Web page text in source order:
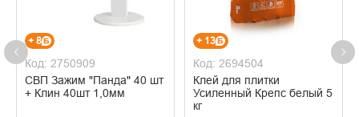
+ 8
Код: 2750909
СВП Зажим "Панда" 40 шт
+ Клин 40шт 1,0мм
+ 13
Код: 2694504
Клей для плитки
Усиленный Крепс белый 5
кг